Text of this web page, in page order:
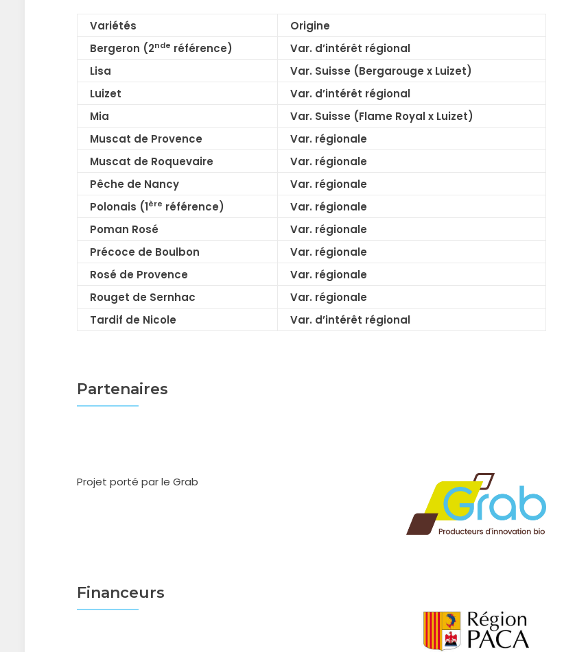
Variétés
Origine
Bergeron (2nde référence)
Var. d’intérêt régional
Lisa
Var. Suisse (Bergarouge x Luizet)
Luizet
Var. d’intérêt régional
Mia
Var. Suisse (Flame Royal x Luizet)
Muscat de Provence
Var. régionale
Muscat de Roquevaire
Var. régionale
Pêche de Nancy
Var. régionale
Polonais (1ère référence)
Var. régionale
Poman Rosé
Var. régionale
Précoce de Boulbon
Var. régionale
Rosé de Provence
Var. régionale
Rouget de Sernhac
Var. régionale
Tardif de Nicole
Var. d’intérêt régional
Partenaires
Projet porté par le Grab
Financeurs